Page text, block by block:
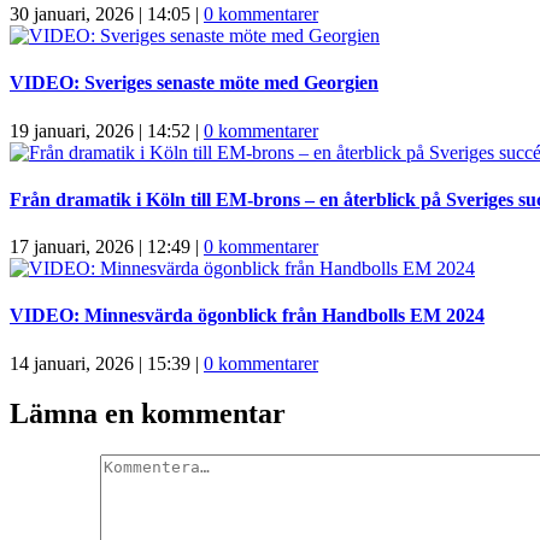
30 januari, 2026 | 14:05 | 0 kommentarer
VIDEO: Sveriges senaste möte med Georgien
19 januari, 2026 | 14:52 | 0 kommentarer
Från dramatik i Köln till EM-brons – en återblick på Sveriges
17 januari, 2026 | 12:49 | 0 kommentarer
VIDEO: Minnesvärda ögonblick från Handbolls EM 2024
14 januari, 2026 | 15:39 | 0 kommentarer
Lämna en kommentar